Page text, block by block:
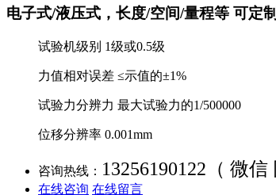
电子式/液压式，长度/空间/量程等 可定制
试验机级别 1级或0.5级
力值相对误差 ≤示值的±1%
试验力分辨力 最大试验力的1/500000
位移分辨率 0.001mm
咨询热线： 13256190122（ 微信
在线咨询 在线留言